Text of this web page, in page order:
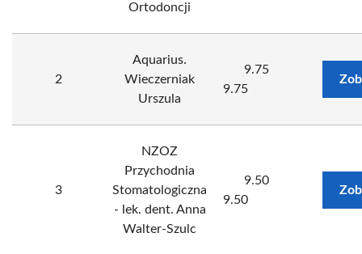
Ortodoncji
2
Aquarius.
Wieczerniak
Urszula
9.75
9.75
3
NZOZ
Przychodnia
Stomatologiczna
- lek. dent. Anna
Walter-Szulc
9.50
9.50